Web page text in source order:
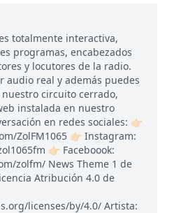
totalmente interactiva,
programas, encabezados
y locutores de la radio.
audio real y además puedes
circuito cerrado,
instalada en nuestro
en redes sociales: 👉🏻
ZolFM1065 👉🏻 Instagram:
👉🏻 Faceboook:
zolfm/ News Theme 1 de
Atribución 4.0 de
licenses/by/4.0/ Artista: